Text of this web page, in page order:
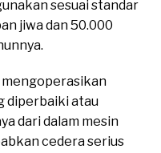
sesuai standar
jiwa dan 50.000
diperbaiki atau
dari dalam mesin
cedera serius